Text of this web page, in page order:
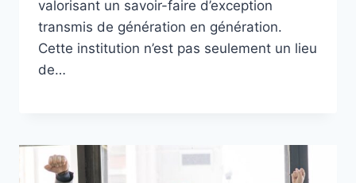
valorisant un savoir-faire d’exception
transmis de génération en génération.
Cette institution n’est pas seulement un lieu
de…